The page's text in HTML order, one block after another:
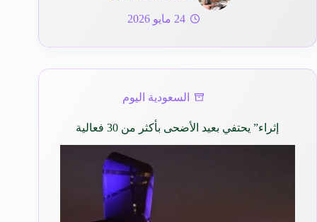
24 مايو 2026
السعودية اليوم
إثراء” يحتفي بعيد الأضحى بأكثر من 30 فعالية